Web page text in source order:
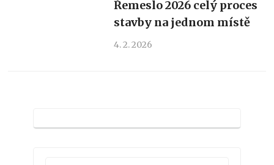
Řemeslo 2026 celý proces
stavby na jednom místě
4. 2. 2026